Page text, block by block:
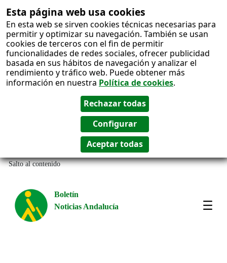
Esta página web usa cookies
En esta web se sirven cookies técnicas necesarias para
permitir y optimizar su navegación. También se usan
cookies de terceros con el fin de permitir
funcionalidades de redes sociales, ofrecer publicidad
basada en sus hábitos de navegación y analizar el
rendimiento y tráfico web. Puede obtener más
información en nuestra Política de cookies.
Salto al contenido
Boletín
Noticias Andalucía